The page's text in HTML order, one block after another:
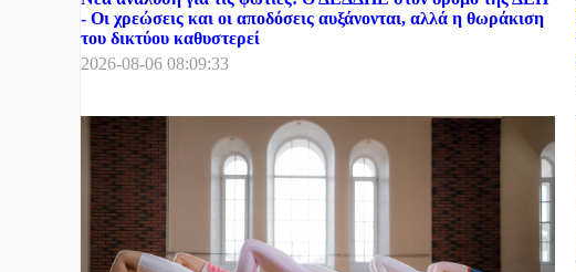
- Οι χρεώσεις και οι αποδόσεις αυξάνονται, αλλά η θωράκιση
του δικτύου καθυστερεί
2026-08-06 08:09:33